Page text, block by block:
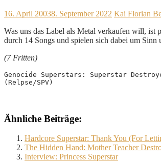
16. April 20038. September 2022 Kai Florian
Was uns das Label als Metal verkaufen will, ist
durch 14 Songs und spielen sich dabei um Sinn
(7 Fritten)
Genocide Superstars: Superstar
(Relpse/SPV)
Ähnliche Beiträge:
Hardcore Superstar: Thank You (For
The Hidden Hand: Mother Teacher
Interview: Princess Superstar